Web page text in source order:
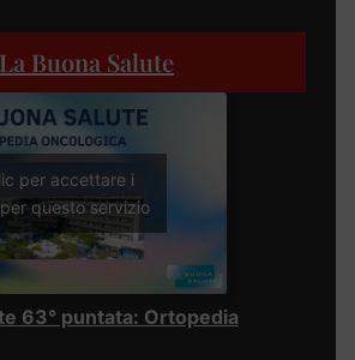
La Buona Salute
per accettare i
questo servizio
63° puntata: Ortopedia